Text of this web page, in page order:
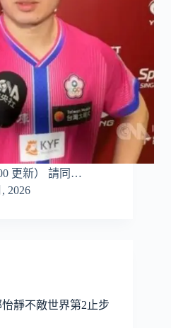
更新） 請同…
2026
靜不敵世界第2止步